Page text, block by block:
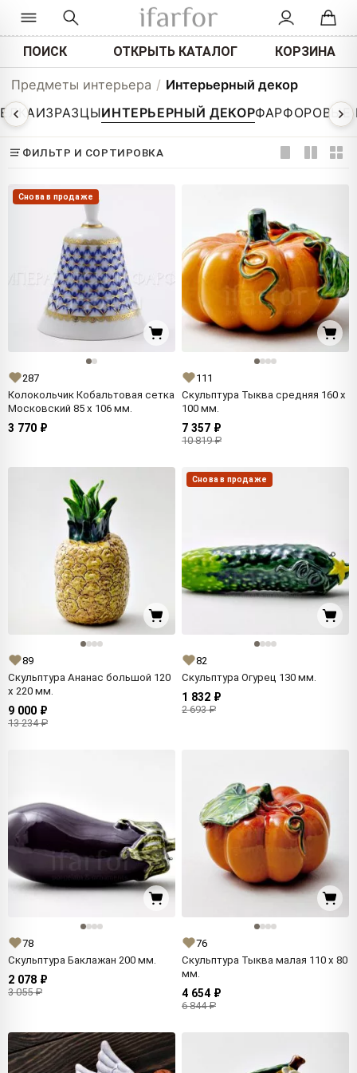
ПОИСК ОТКРЫТЬ КАТАЛОГ КОРЗИНА
Предметы интерьера / Интерьерный декор
ИЗРАЗЦЫИНТЕРЬЕРНЫЙ ДЕКОРФАРФОРОВЫЕ
ФИЛЬТР И СОРТИРОВКА
Снова в продаже
287
Колокольчик Кобальтовая сетка
Московский 85 x 106 мм.
3 770 ₽
111
Скульптура Тыква средняя 160 x
100 мм.
7 357 ₽
10 819 ₽
89
Скульптура Ананас большой 120
x 220 мм.
9 000 ₽
13 234 ₽
Снова в продаже
82
Скульптура Огурец 130 мм.
1 832 ₽
2 693 ₽
78
Скульптура Баклажан 200 мм.
2 078 ₽
3 055 ₽
76
Скульптура Тыква малая 110 x 80
мм.
4 654 ₽
6 844 ₽